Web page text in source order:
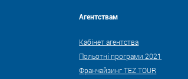
Агентствам
Кабінет агентства
Польотні програми 2021
Франчайзинг TEZ TOUR